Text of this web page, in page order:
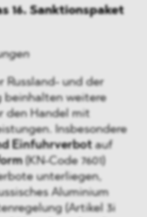
16. Sanktionspaket
Russland- und der
beinhalten weitere
den Handel mit
Insbesondere
Einfuhrverbot auf
(KN-Code 7601)
unterliegen,
Aluminium
(Artikel 3i